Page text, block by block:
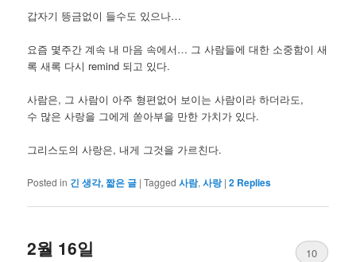
갑자기 뜽금없이 들수도 있으나…
요즘 몇주간 계속 내 마음 속에서… 그 사람들에 대한 소중함이 새
록 새록 다시 remind 되고 있다.
사람은, 그 사람이 아주 형편없어 보이는 사람이라 하더라도,
수 많은 사랑을 그에게 쏟아부을 만한 가치가 있다.
그리스도의 사랑은, 내게 그것을 가르친다.
Posted in 긴 생각, 짧은 글 |Tagged 사람,사랑 |2 Replies
2월 16일 10